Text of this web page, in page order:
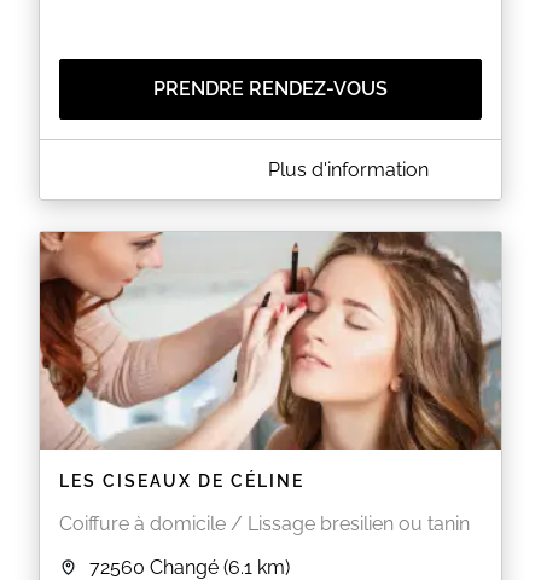
EN SAVOIR PLUS
PRENDRE RENDEZ-VOUS
A PROPOS DE MA ITÉ _ INSTITUT : EN COURS DE
- Epilations
- Soins visage & Soins du corps
- Massage enfant
- Massages relaxant & Massage en Duo
- Soin des mains et des pieds
EN SAVOIR PLUS
Plus d'information
LES CISEAUX DE CÉLINE
Coiffure à domicile / Lissage bresilien ou tanin
72560 Changé (6.1 km)